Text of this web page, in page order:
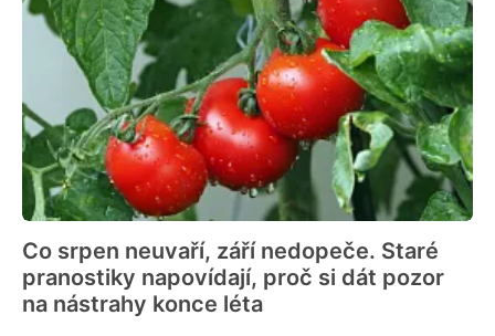
Co srpen neuvaří, září nedopeče. Staré
pranostiky napovídají, proč si dát pozor
na nástrahy konce léta